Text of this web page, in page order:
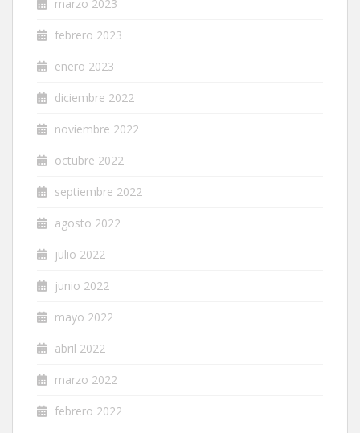
marzo 2023
febrero 2023
enero 2023
diciembre 2022
noviembre 2022
octubre 2022
septiembre 2022
agosto 2022
julio 2022
junio 2022
mayo 2022
abril 2022
marzo 2022
febrero 2022